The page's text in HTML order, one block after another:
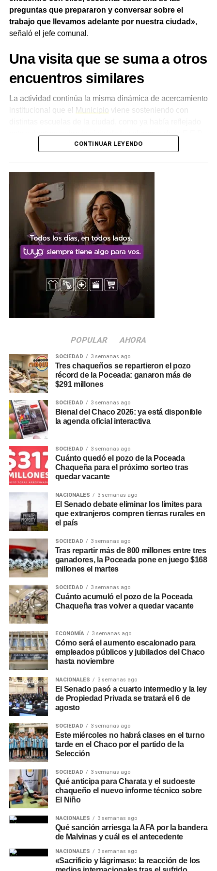
preguntas que prepararon y conversar sobre el
trabajo que llevamos adelante por nuestra ciudad»,
señaló el jefe comunal.
Una visita que se suma a otros
encuentros similares
La actividad continúa la misma dinámica de acercamiento
institucional que el
Municipio viene sosteniendo con
N.º 173 «Malvinas Argentinas». Rach destacó en esta
ganas de aprender nos motivan a seguir trabajando
con compromiso y responsabilidad».
Agradecimiento a docentes y
estudiantes
El intendente agradeció a los docentes por impulsar este
tipo de experiencias y a los chicos por la visita, y remarcó
que siempre es una satisfacción abrir las puertas del
Municipio para que conozcan de cerca cómo se trabaja y
para compartir un espacio de diálogo que fortalece el
instituciones educativas
CONTINUAR LEYENDO
POPULAR AHORA
SOCIEDAD 3 semanas ago
Tres chaqueños se repartieron el pozo
récord de la Poceada: ganaron más de
$291 millones
SOCIEDAD 3 semanas ago
Bienal del Chaco 2026: ya está disponible
la agenda oficial interactiva
SOCIEDAD 3 semanas ago
Cuánto quedó el pozo de la Poceada
Chaqueña para el próximo sorteo tras
quedar vacante
NACIONALES 3 semanas ago
El Senado debate eliminar los límites para
que extranjeros compren tierras rurales en
el país
SOCIEDAD 3 semanas ago
Tras repartir más de 800 millones entre tres
ganadores, la Poceada pone en juego $168
millones el martes
SOCIEDAD 3 semanas ago
Cuánto acumuló el pozo de la Poceada
Chaqueña tras volver a quedar vacante
ECONOMÍA 3 semanas ago
Cómo será el aumento escalonado para
empleados públicos y jubilados del Chaco
hasta noviembre
NACIONALES 3 semanas ago
El Senado pasó a cuarto intermedio y la ley
de Propiedad Privada se tratará el 6 de
agosto
SOCIEDAD 3 semanas ago
Este miércoles no habrá clases en el turno
tarde en el Chaco por el partido de la
Selección
SOCIEDAD 3 semanas ago
Qué anticipa para Charata y el sudoeste
chaqueño el nuevo informe técnico sobre
El Niño
NACIONALES 3 semanas ago
Qué sanción arriesga la AFA por la bandera
de Malvinas y cuál es el antecedente
NACIONALES 3 semanas ago
«Sacrificio y lágrimas»: la reacción de los